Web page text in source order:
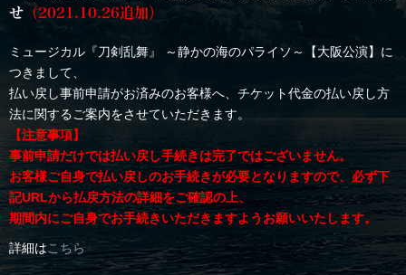
せ （2021.10.26追加）
ミュージカル『刀剣乱舞』 ～静かの海のパライソ～【大阪公演】に
つきまして、
払い戻し事前申請がお済みのお客様へ、チケット代金の払い戻し方
法に関するご案内をさせていただきます。
【注意事項】
事前申請だけでは払い戻し手続きは完了ではございません。
お客様ご自身で払い戻しのお手続きが必要となりますので、必ず下
記URLから払戻方法の詳細をご確認の上、
期間内にご自身でお手続きいただきますようお願いいたします。
詳細はこちら